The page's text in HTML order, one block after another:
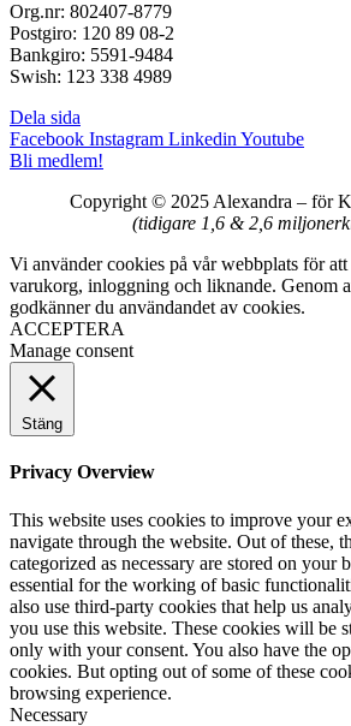
Org.nr: 802407-8779
Postgiro: 120 89 08-2
Bankgiro: 5591-9484
Swish: 123 338 4989
Dela sida
Facebook Instagram Linkedin Youtube
Bli medlem!
Copyright © 2025 Alexandra – för
(tidigare 1,6 & 2,6
Vi använder cookies på vår webbplats för
varukorg, inloggning och liknande. Genom
godkänner du användandet av cookies.
ACCEPTERA
Manage consent
Stäng
Privacy Overview
This website uses cookies to improve your
navigate through the website. Out of these,
categorized as necessary are stored on your
essential for the working of basic
also use third-party cookies that help us
you use this website. These cookies will be
only with your consent. You also have the
cookies. But opting out of some of these
browsing experience.
Necessary